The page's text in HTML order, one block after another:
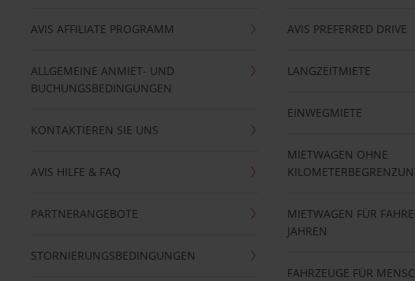
AVIS AFFILIATE PROGRAMM
ALLGEMEINE ANMIET- UND
BUCHUNGSBEDINGUNGEN
KONTAKTIEREN SIE UNS
AVIS HILFE & FAQ
PARTNERANGEBOTE
STORNIERUNGSBEDINGUNGEN
AVIS PREFERRED DRIVE
LANGZEITMIETE
EINWEGMIETE
MIETWAGEN OHNE
MIETWAGEN FÜR
JAHREN
FAHRZEUGE FÜR